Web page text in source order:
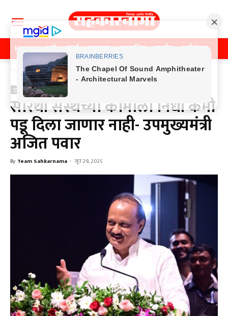
Home पुणे मुंबई महाराष्ट्र राजकीय क्राईम मनोरंजन
Home पुणे
पुणे
सारथी संस्थेच्या कामाला निधी कमी
पडू दिला जाणार नाही- उपमुख्यमंत्री
अजित पवार
By Team Sahkarnama - जून 29, 2025